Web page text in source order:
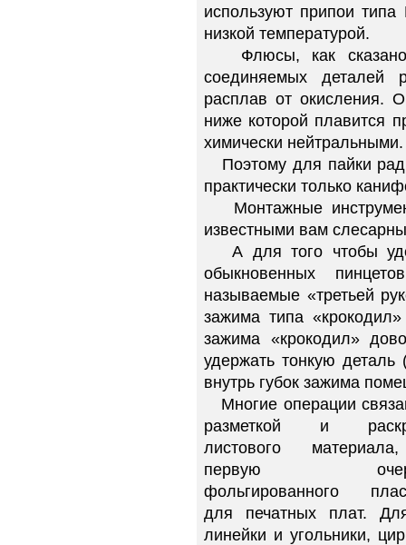
используют припои
низкой температурой.
Флюсы, как сказано,
соединяемых деталей
расплав от окисления.
ниже которой плавится
химически нейтральными.
Поэтому для пайки
практически только
Монтажные
известными вам
А для того чтобы
обыкновенных
называемые «третьей
зажима типа
зажима «крокодил»
удержать тонкую деталь
внутрь губок зажима
Многие операции
разметкой и
листового
первую
фольгированного
для печатных плат.
линейки и угольники,